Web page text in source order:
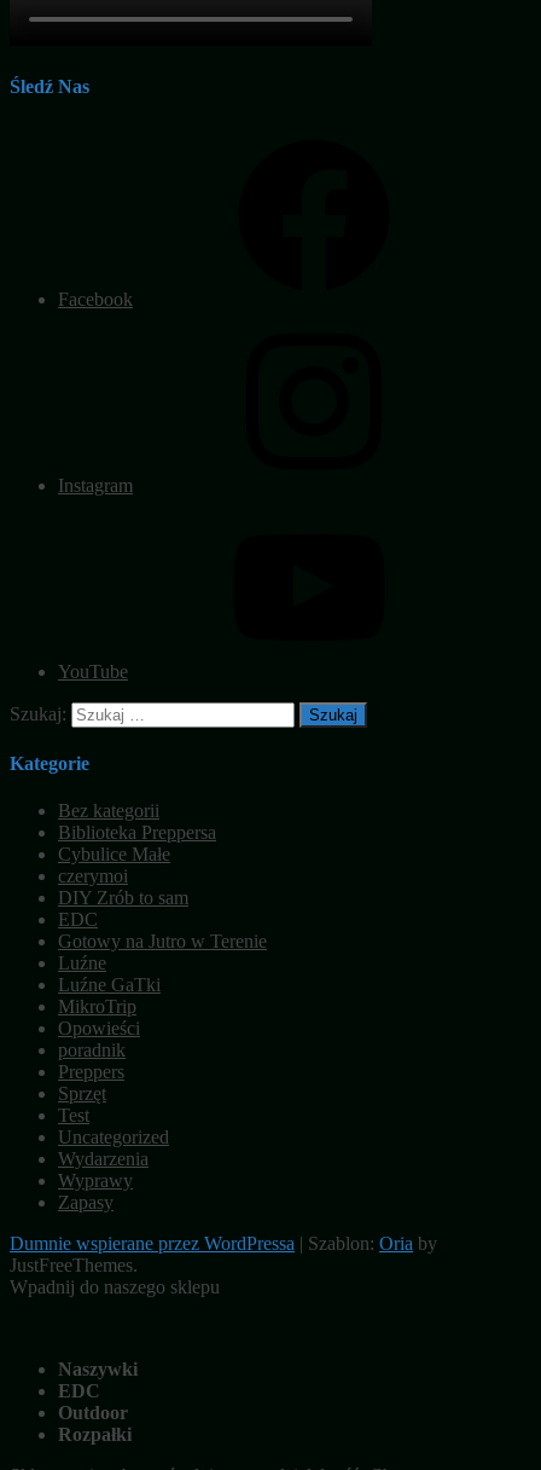
Śledź Nas
Facebook
Instagram
YouTube
Szukaj:
Kategorie
Bez kategorii
Biblioteka Preppersa
Cybulice Małe
czerymoi
DIY Zrób to sam
EDC
Gotowy na Jutro w Terenie
Luźne
Luźne GaTki
MikroTrip
Opowieści
poradnik
Preppers
Sprzęt
Test
Uncategorized
Wydarzenia
Wyprawy
Zapasy
Dumnie wspierane przez WordPressa | Szablon: Oria by
JustFreeThemes.
Wpadnij do naszego sklepu
Naszywki
EDC
Outdoor
Rozpałki